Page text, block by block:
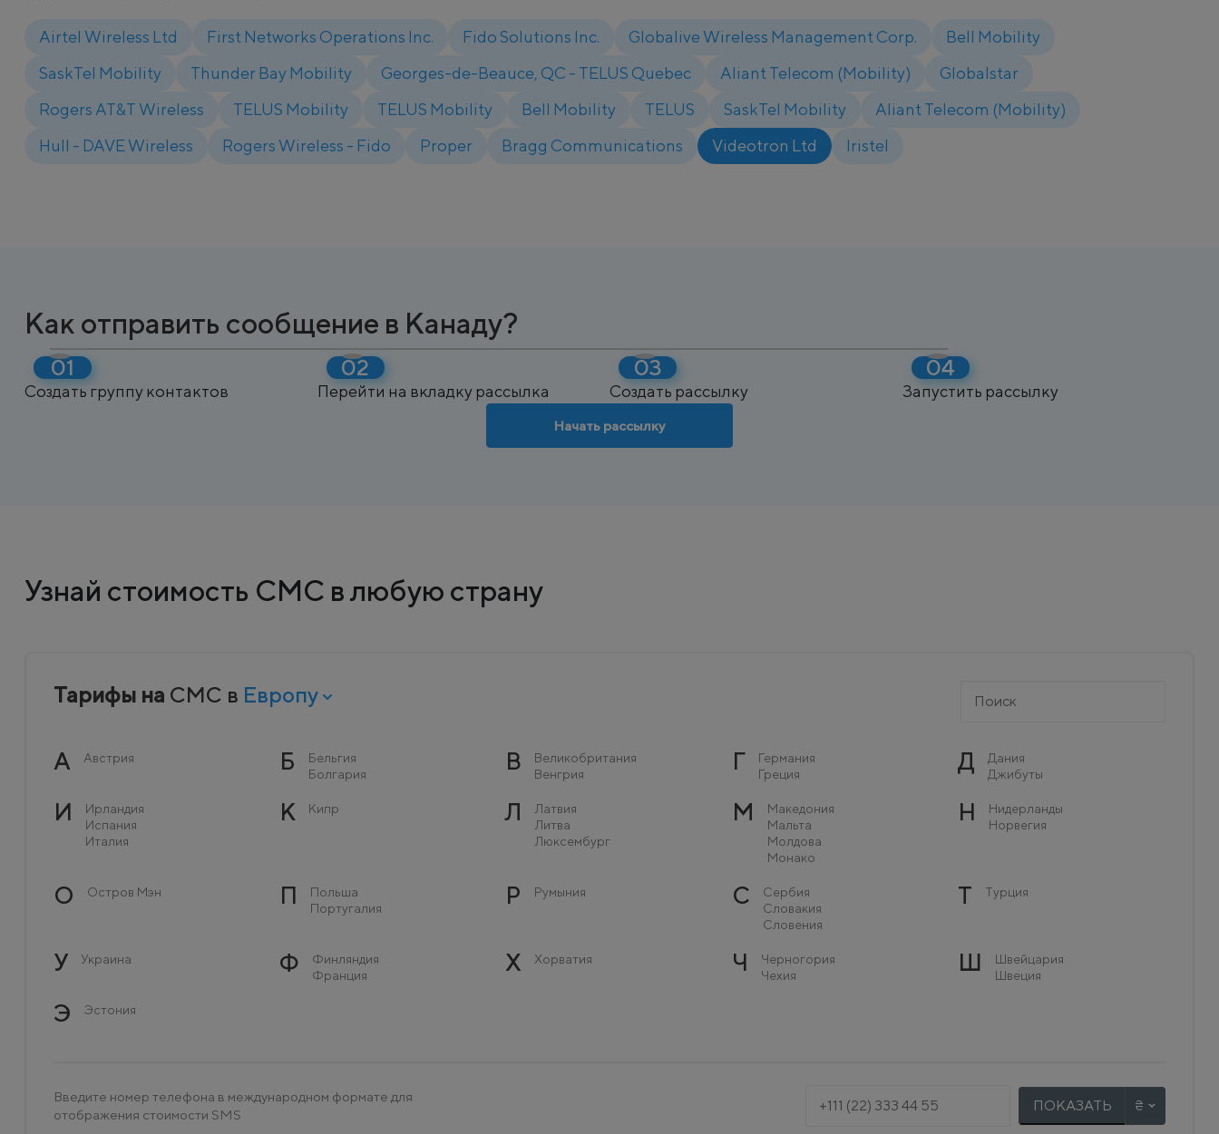
Airtel Wireless Ltd First Networks Operations Inc. Fido Solutions Inc. Globalive Wireless Management Corp.
Bell Mobility
SaskTel Mobility
Thunder Bay Mobility Georges-de-Beauce, QC - TELUS Quebec Aliant Telecom (Mobility)
Globalstar
Rogers AT&T Wireless
TELUS Mobility TELUS Mobility Bell Mobility TELUS SaskTel Mobility
Aliant Telecom (Mobility)
Hull - DAVE Wireless
Rogers Wireless - Fido Proper Bragg Communications Videotron Ltd Iristel
Как отправить сообщение в Канаду?
Создать группу контактов Перейти на вкладку рассылка Создать рассылку Запустить рассылку
Начать рассылку
Узнай стоимость СМС в любую страну
Тарифы на СМС в Европу
А Австрия Б
Бельгия
Болгария
В
Великобритания
Венгрия
Г
Германия
Греция
Д
Дания
Джибуты
И
Ирландия
Испания
Италия
К Кипр Л
Латвия
Литва
Люксембург
М
Македония
Мальта
Молдова
Монако
Н
Нидерланды
Норвегия
О Остров Мэн П
Польша
Португалия
Р Румыния С
Сербия
Словакия
Словения
Т Турция
У Украина Ф
Финляндия
Франция
Х Хорватия Ч
Черногория
Чехия
Ш
Швейцария
Швеция
Э Эстония
Введите номер телефона в международном формате для
отображения стоимости SMS
ПОКАЗАТЬ